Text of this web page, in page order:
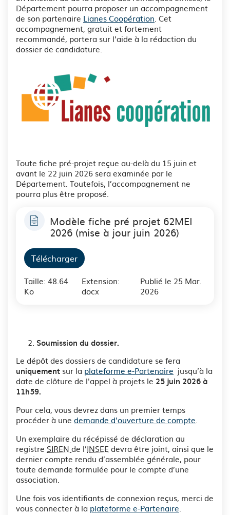
Département pourra proposer un accompagnement
de son partenaire Lianes Coopération. Cet
accompagnement, gratuit et fortement
recommandé, portera sur l’aide à la rédaction du
dossier de candidature.
Toute fiche pré-projet reçue au-delà du 15 juin et
avant le 22 juin 2026 sera examinée par le
Département. Toutefois, l’accompagnement ne
pourra plus être proposé.
Modèle fiche pré projet 62MEI
2026 (mise à jour juin 2026)
Télécharger
Taille: 48.64
Ko
Extension:
docx
Publié le 25 Mar.
2026
Soumission du dossier.
Le dépôt des dossiers de candidature se fera
uniquement sur la plateforme e-Partenaire jusqu’à la
date de clôture de l'appel à projets le 25 juin 2026 à
11h59.
Pour cela, vous devrez dans un premier temps
procéder à une demande d’ouverture de compte.
Un exemplaire du récépissé de déclaration au
registre SIREN de l’INSEE devra être joint, ainsi que le
dernier compte rendu d’assemblée générale, pour
toute demande formulée pour le compte d’une
association.
Une fois vos identifiants de connexion reçus, merci de
vous connecter à la plateforme e-Partenaire.